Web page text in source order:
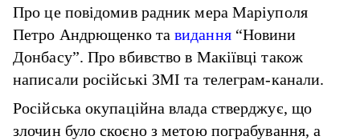
Про це повідомив радник мера Маріуполя
Петро Андрющенко тавидання“Новини
Донбасу”. Про вбивство в Макіївці також
написали російські ЗМІ та телеграм-канали.
Російська окупаційна влада стверджує, що
злочин було скоєно з метою пограбування, а